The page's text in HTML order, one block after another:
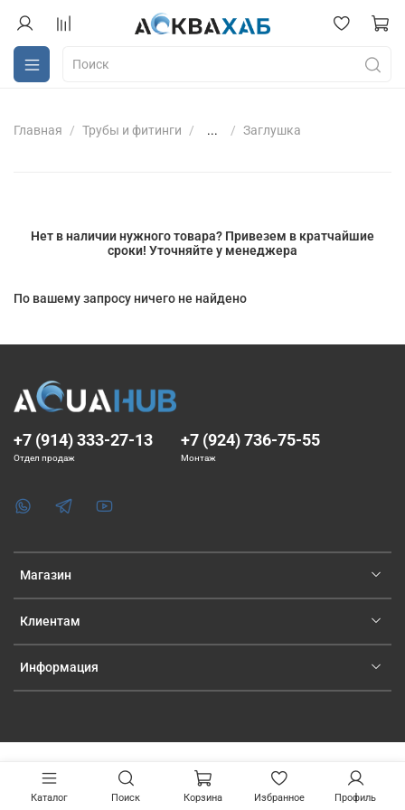
Главная Трубы и фитинги ... Заглушка
Нет в наличии нужного товара? Привезем в кратчайшие
сроки! Уточняйте у менеджера
По вашему запросу ничего не найдено
Магазин
Клиентам
Информация
+7 (914) 333-27-13
Отдел продаж
+7 (924) 736-75-55
Монтаж
Каталог Поиск Корзина Избранное Профиль